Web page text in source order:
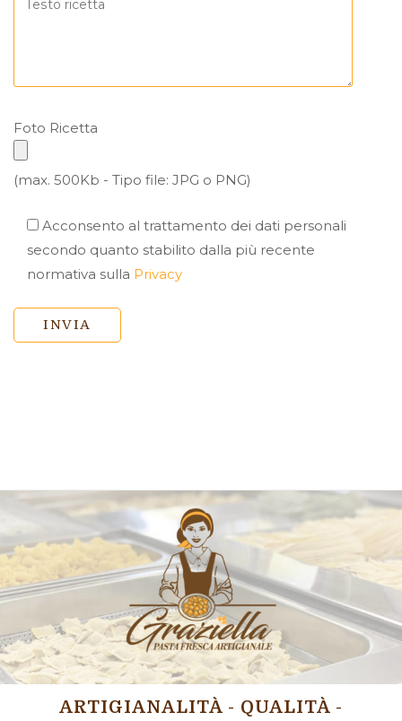
Foto Ricetta
(max. 500Kb - Tipo file: JPG o PNG)
Acconsento al trattamento dei dati personali
secondo quanto stabilito dalla più recente
normativa sulla Privacy
ARTIGIANALITÀ - QUALITÀ -